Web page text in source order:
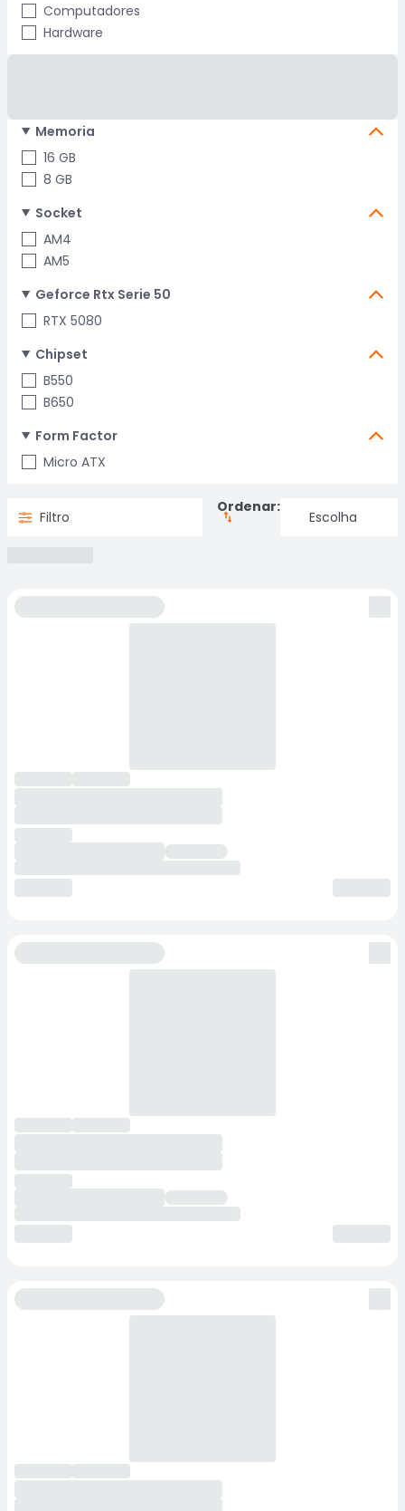
Computadores
Hardware
Memoria
16 GB
8 GB
Socket
AM4
AM5
Geforce Rtx Serie 50
RTX 5080
Chipset
B550
B650
Form Factor
Micro ATX
Filtro
Ordenar: